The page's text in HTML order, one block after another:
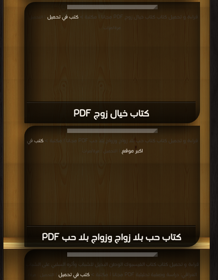
كتاب خيال زوج PDF
قراءة و تحميل كتاب كتاب خيال زوج PDF مجانا | مكتبة > كتب في تحميل
| التحميل :
مرة/مرات
كتاب حب بلا زواج وزواج بلا حب PDF
قراءة و تحميل كتاب كتاب حب بلا زواج وزواج بلا حب PDF مجانا | مكتبة >
كتب في
اكبر موقع
| التحميل : مرة/مرات
قراءة و تحميل كتاب كتاب الفيسبوك الوطن البديل للشباب وأثره السلبي على الشباب
العراقي: دراسة وصفية تحليلية PDF مجانا | مكتبة >
كتب في تحميل | التحميل : مرة/